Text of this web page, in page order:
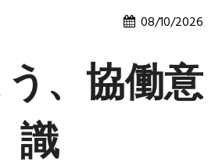
08/10/2026
、協働意
識